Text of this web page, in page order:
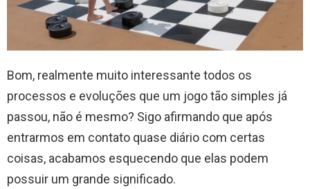
Bom, realmente muito interessante todos os
processos e evoluções que um jogo tão simples já
passou, não é mesmo? Sigo afirmando que após
entrarmos em contato quase diário com certas
coisas, acabamos esquecendo que elas podem
possuir um grande significado.